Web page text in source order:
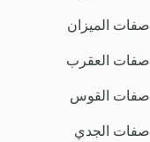
صفات الميزان
صفات العقرب
صفات القوس
صفات الجدي